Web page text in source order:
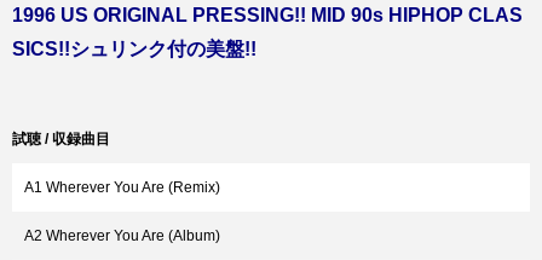
1996 US ORIGINAL PRESSING!! MID 90s HIPHOP CLAS
SICS!!シュリンク付の美盤!!
試聴 / 収録曲目
A1 Wherever You Are (Remix)
A2 Wherever You Are (Album)